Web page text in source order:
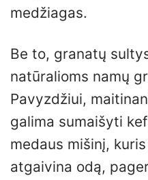
medžiagas.
Be to, granatų
natūralioms namų
Pavyzdžiui,
galima sumaišyti
medaus mišinį,
atgaivina odą,